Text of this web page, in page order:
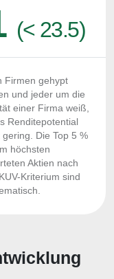
(< 23.5)
Firmen gehypt
und jeder um die
einer Firma weiß,
Renditepotential
gering. Die Top 5 %
höchsten
Aktien nach
Kriterium sind